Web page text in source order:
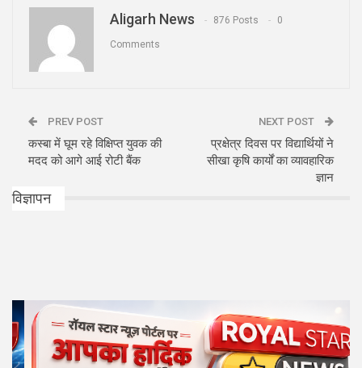
Aligarh News 876 Posts 0
Comments
PREV POST
कस्बा में घूम रहे विक्षिप्त युवक की
मदद को आगे आई रोटी बैंक
NEXT POST
प्रक्षेत्र दिवस पर विद्यार्थियों ने
सीखा कृषि कार्यों का व्यावहारिक
ज्ञान
विज्ञापन